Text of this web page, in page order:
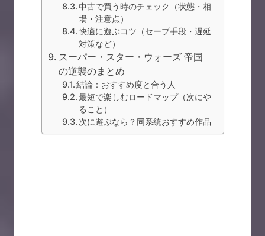
中古で買う時のチェック（状態・相
場・注意点）
快適に遊ぶコツ（セーブ手段・遅延
対策など）
スーパー・スター・ウォーズ 帝国
の逆襲のまとめ
結論：おすすめ度と合う人
最短で楽しむロードマップ（次にや
ること）
次に遊ぶなら？同系統おすすめ作品